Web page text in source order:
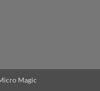
Magic